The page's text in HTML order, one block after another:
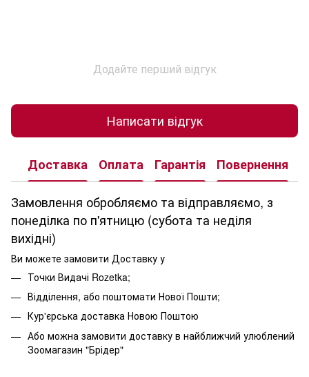
Додайте перший відгук
Написати відгук
Доставка Оплата Гарантія Повернення
Замовлення обробляємо та відправляємо, з
понеділка по п'ятницю (субота та неділя
вихідні)
Ви можете замовити Доставку у
Точки Видачі Rozetka;
Відділення, або поштомати Нової Пошти;
Кур'єрська доставка Новою Поштою
Або можна замовити доставку в найближчий улюблений
Зоомагазин "Брідер"